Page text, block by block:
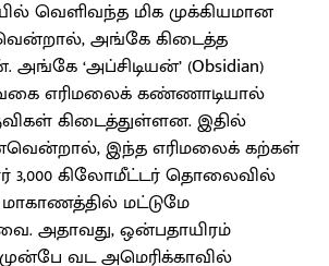
வெளிவந்த மிக முக்கியமான
அங்கே கிடைத்த
‘அப்சிடியன்’ (Obsidian)
எரிமலைக் கண்ணாடியால்
கிடைத்துள்ளன. இதில்
இந்த எரிமலைக் கற்கள்
3,000 கிலோமீட்டர் தொலைவில்
மட்டுமே
அதாவது, ஒன்பதாயிரம்
வட அமெரிக்காவில்